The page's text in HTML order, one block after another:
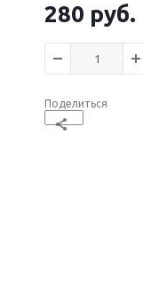
280 руб.
Поделиться